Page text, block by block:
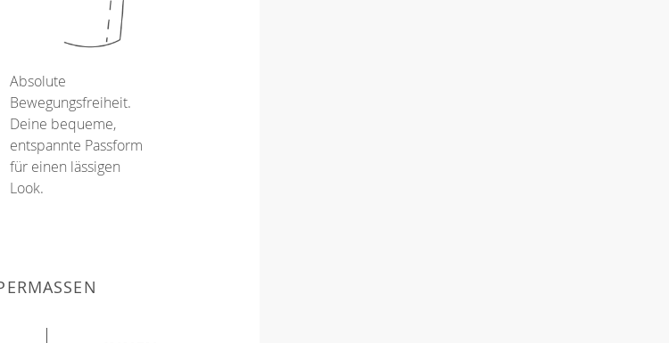
Absolute
Bewegungsfreiheit.
Deine bequeme,
entspannte Passform
für einen lässigen
Look.